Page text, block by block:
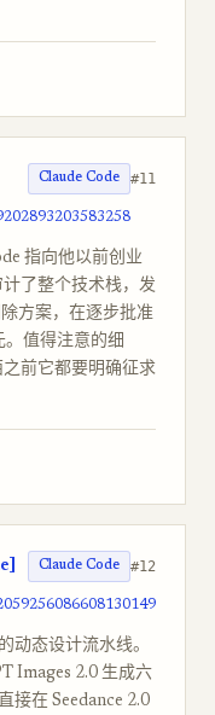
Claude Code #11
指向他以前创业
了整个技术栈，发
方案，在逐步批准
值得注意的细
前它都要明确征求
Claude Code #12
动态设计流水线。
Images 2.0 生成六
接在 Seedance 2.0